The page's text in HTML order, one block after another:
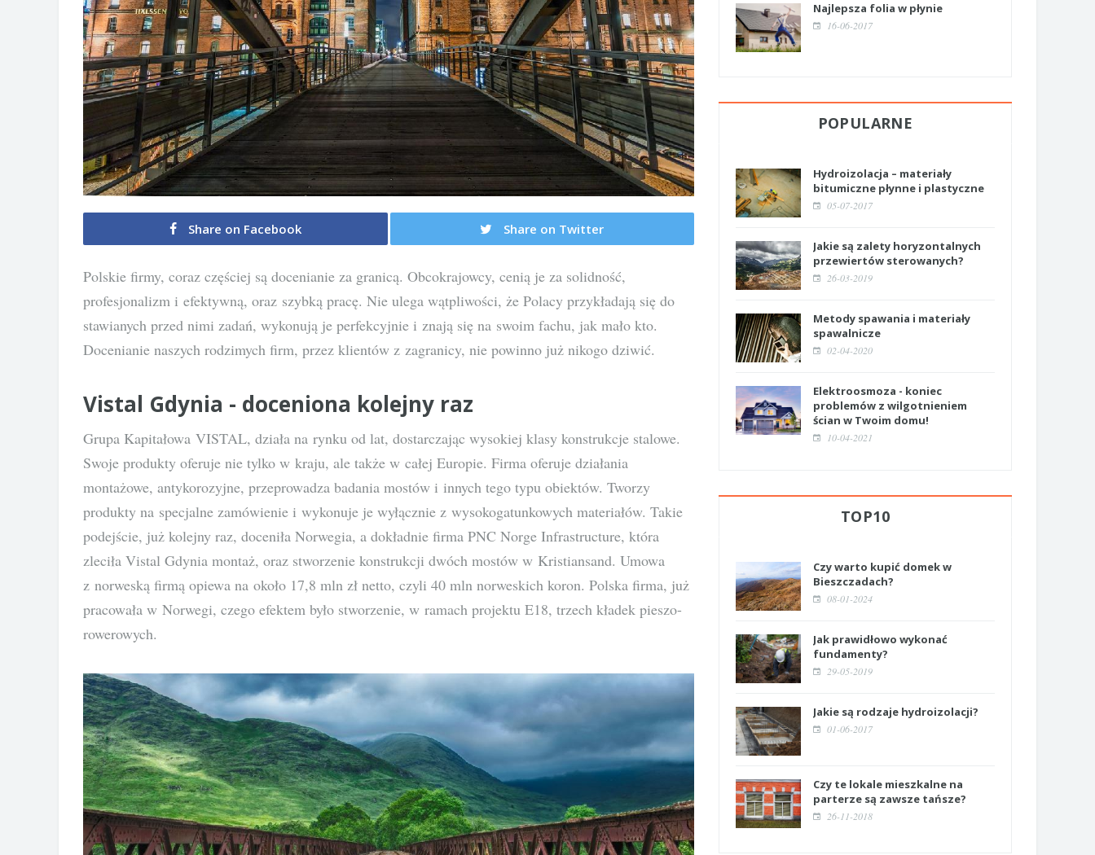
Share on Facebook Share on Twitter
Polskie firmy, coraz częściej są docenianie za granicą. Obcokrajowcy, cenią je za solidność,
profesjonalizm i efektywną, oraz szybką pracę. Nie ulega wątpliwości, że Polacy przykładają się do
stawianych przed nimi zadań, wykonują je perfekcyjnie i znają się na swoim fachu, jak mało kto.
Docenianie naszych rodzimych firm, przez klientów z zagranicy, nie powinno już nikogo dziwić.
Vistal Gdynia - doceniona kolejny raz
Grupa Kapitałowa VISTAL, działa na rynku od lat, dostarczając wysokiej klasy konstrukcje stalowe.
Swoje produkty oferuje nie tylko w kraju, ale także w całej Europie. Firma oferuje działania
montażowe, antykorozyjne, przeprowadza badania mostów i innych tego typu obiektów. Tworzy
produkty na specjalne zamówienie i wykonuje je wyłącznie z wysokogatunkowych materiałów. Takie
podejście, już kolejny raz, doceniła Norwegia, a dokładnie firma PNC Norge Infrastructure, która
zleciła Vistal Gdynia montaż, oraz stworzenie konstrukcji dwóch mostów w Kristiansand. Umowa
z norweską firmą opiewa na około 17,8 mln zł netto, czyli 40 mln norweskich koron. Polska firma, już
pracowała w Norwegi, czego efektem było stworzenie, w ramach projektu E18, trzech kładek pieszo-
rowerowych.
Najlepsza folia w płynie
16-06-2017
POPULARNE
Hydroizolacja – materiały
bitumiczne płynne i plastyczne
05-07-2017
Jakie są zalety horyzontalnych
przewiertów sterowanych?
26-03-2019
Metody spawania i materiały
spawalnicze
02-04-2020
Elektroosmoza - koniec
problemów z wilgotnieniem
ścian w Twoim domu!
10-04-2021
TOP10
Czy warto kupić domek w
Bieszczadach?
08-01-2024
Jak prawidłowo wykonać
fundamenty?
29-05-2019
Jakie są rodzaje hydroizolacji?
01-06-2017
Czy te lokale mieszkalne na
parterze są zawsze tańsze?
26-11-2018